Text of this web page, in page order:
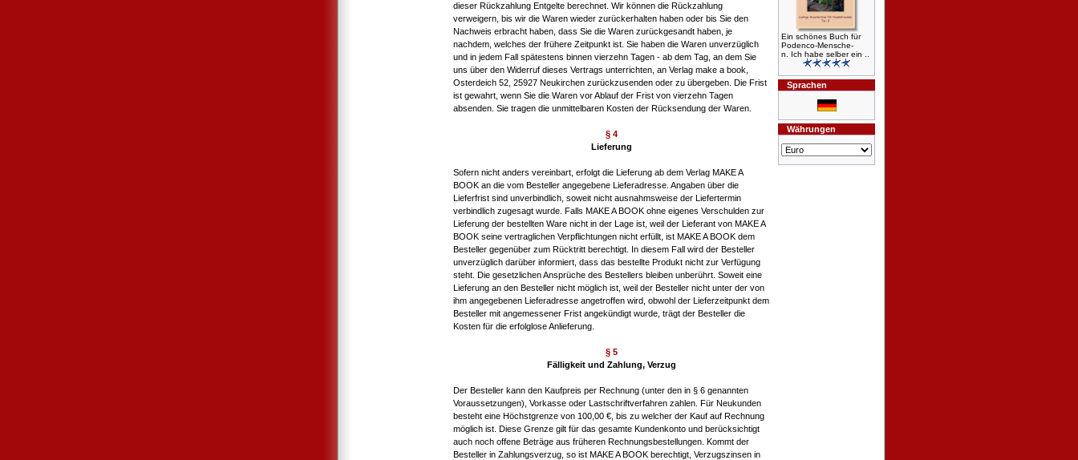
dieser Rückzahlung Entgelte berechnet. Wir können die Rückzahlung
verweigern, bis wir die Waren wieder zurückerhalten haben oder bis Sie den
Nachweis erbracht haben, dass Sie die Waren zurückgesandt haben, je
nachdem, welches der frühere Zeitpunkt ist. Sie haben die Waren unverzüglich
und in jedem Fall spätestens binnen vierzehn Tagen - ab dem Tag, an dem Sie
uns über den Widerruf dieses Vertrags unterrichten, an Verlag make a book,
Osterdeich 52, 25927 Neukirchen zurückzusenden oder zu übergeben. Die Frist
ist gewahrt, wenn Sie die Waren vor Ablauf der Frist von vierzehn Tagen
absenden. Sie tragen die unmittelbaren Kosten der Rücksendung der Waren.
§ 4
Lieferung
Sofern nicht anders vereinbart, erfolgt die Lieferung ab dem Verlag MAKE A
BOOK an die vom Besteller angegebene Lieferadresse. Angaben über die
Lieferfrist sind unverbindlich, soweit nicht ausnahmsweise der Liefertermin
verbindlich zugesagt wurde. Falls MAKE A BOOK ohne eigenes Verschulden zur
Lieferung der bestellten Ware nicht in der Lage ist, weil der Lieferant von MAKE A
BOOK seine vertraglichen Verpflichtungen nicht erfüllt, ist MAKE A BOOK dem
Besteller gegenüber zum Rücktritt berechtigt. In diesem Fall wird der Besteller
unverzüglich darüber informiert, dass das bestellte Produkt nicht zur Verfügung
steht. Die gesetzlichen Ansprüche des Bestellers bleiben unberührt. Soweit eine
Lieferung an den Besteller nicht möglich ist, weil der Besteller nicht unter der von
ihm angegebenen Lieferadresse angetroffen wird, obwohl der Lieferzeitpunkt dem
Besteller mit angemessener Frist angekündigt wurde, trägt der Besteller die
Kosten für die erfolglose Anlieferung.
§ 5
Fälligkeit und Zahlung, Verzug
Der Besteller kann den Kaufpreis per Rechnung (unter den in § 6 genannten
Voraussetzungen), Vorkasse oder Lastschriftverfahren zahlen. Für Neukunden
besteht eine Höchstgrenze von 100,00 €, bis zu welcher der Kauf auf Rechnung
möglich ist. Diese Grenze gilt für das gesamte Kundenkonto und berücksichtigt
auch noch offene Beträge aus früheren Rechnungsbestellungen. Kommt der
Besteller in Zahlungsverzug, so ist MAKE A BOOK berechtigt, Verzugszinsen in
Ein schönes Buch für
Podenco-Mensche-
n. Ich habe selber ein ..
Sprachen
Währungen